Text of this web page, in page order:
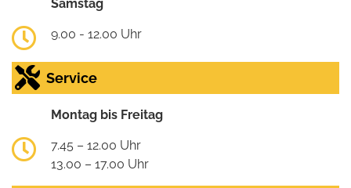
Samstag
9.00 - 12.00 Uhr
Service
Montag bis Freitag
7.45 – 12.00 Uhr
13.00 – 17.00 Uhr